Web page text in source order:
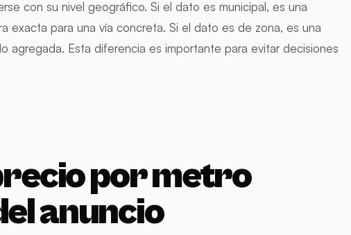
con su nivel geográfico. Si el dato es municipal, es una
exacta para una vía concreta. Si el dato es de zona, es una
agregada. Esta diferencia es importante para evitar decisiones
por metro
anuncio